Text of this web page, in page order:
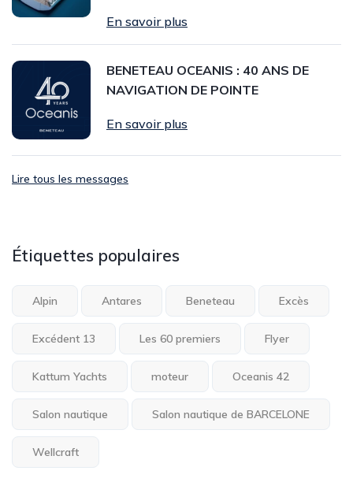
En savoir plus
BENETEAU OCEANIS : 40 ANS DE
NAVIGATION DE POINTE
En savoir plus
Lire tous les messages
Étiquettes populaires
Alpin Antares Beneteau Excès
Excédent 13 Les 60 premiers Flyer
Kattum Yachts moteur Oceanis 42
Salon nautique Salon nautique de BARCELONE
Wellcraft